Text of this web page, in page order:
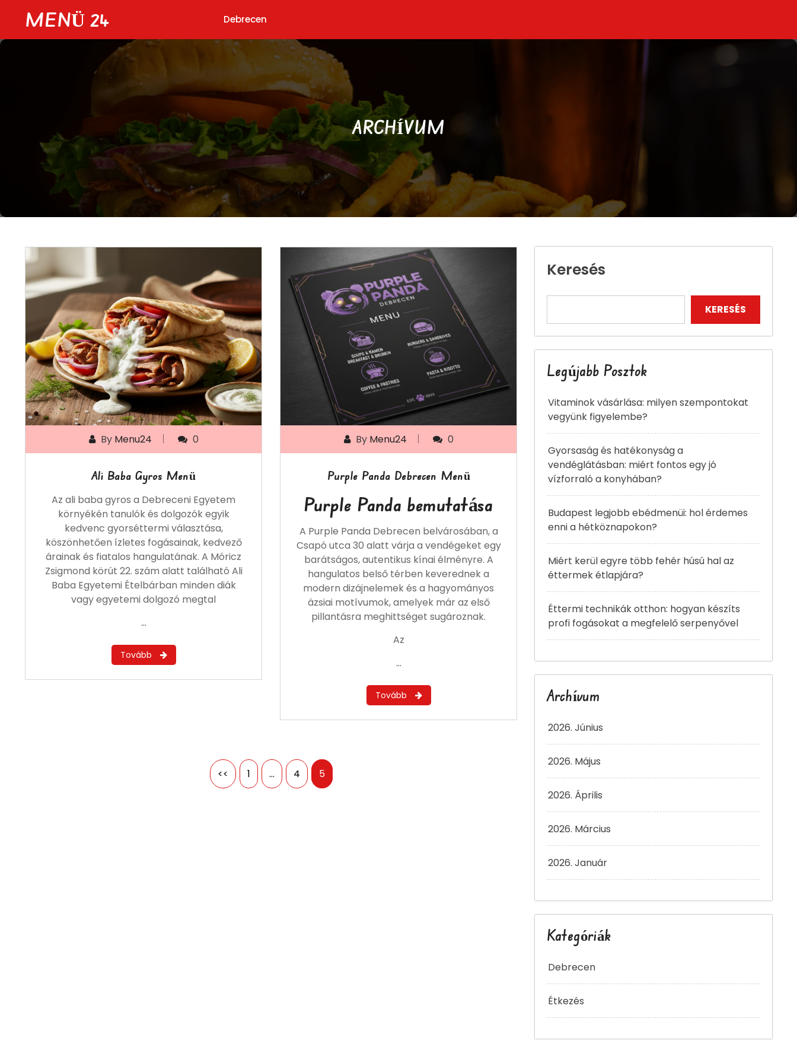
MENÜ 24 Debrecen
ARCHÍVUM
By Menu24 0
Ali Baba Gyros Menü
Az ali baba gyros a Debreceni Egyetem
környékén tanulók és dolgozók egyik
kedvenc gyorséttermi választása,
köszönhetően ízletes fogásainak, kedvező
árainak és fiatalos hangulatának. A Móricz
Zsigmond körút 22. szám alatt található Ali
Baba Egyetemi Ételbárban minden diák
vagy egyetemi dolgozó megtal
…
By Menu24 0
Purple Panda Debrecen Menü
Purple Panda bemutatása
A Purple Panda Debrecen belvárosában, a
Csapó utca 30 alatt várja a vendégeket egy
barátságos, autentikus kínai élményre. A
hangulatos belső térben keverednek a
modern dizájnelemek és a hagyományos
ázsiai motívumok, amelyek már az első
pillantásra meghittséget sugároznak.
Az
…
Bejegyzések
<< 1 … 4 5
Keresés
KERESÉS
Legújabb Posztok
Vitaminok vásárlása: milyen szempontokat
vegyünk figyelembe?
Gyorsaság és hatékonyság a
vendéglátásban: miért fontos egy jó
vízforraló a konyhában?
Budapest legjobb ebédmenüi: hol érdemes
enni a hétköznapokon?
Miért kerül egyre több fehér húsú hal az
éttermek étlapjára?
Éttermi technikák otthon: hogyan készíts
profi fogásokat a megfelelő serpenyővel
Archívum
2026. Június
2026. Május
2026. Április
2026. Március
2026. Január
Kategóriák
Debrecen
Étkezés